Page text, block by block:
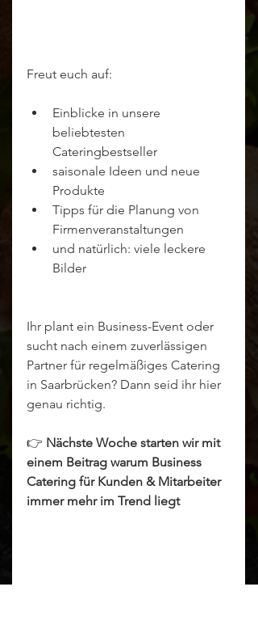
Freut euch auf:
Einblicke in unsere
beliebtesten
Cateringbestseller
saisonale Ideen und neue
Produkte
Tipps für die Planung von
Firmenveranstaltungen
und natürlich: viele leckere
Bilder
Ihr plant ein Business-Event oder
sucht nach einem zuverlässigen
Partner für regelmäßiges Catering
in Saarbrücken? Dann seid ihr hier
genau richtig.
👉 Nächste Woche starten wir mit
einem Beitrag warum Business
Catering für Kunden & Mitarbeiter
immer mehr im Trend liegt